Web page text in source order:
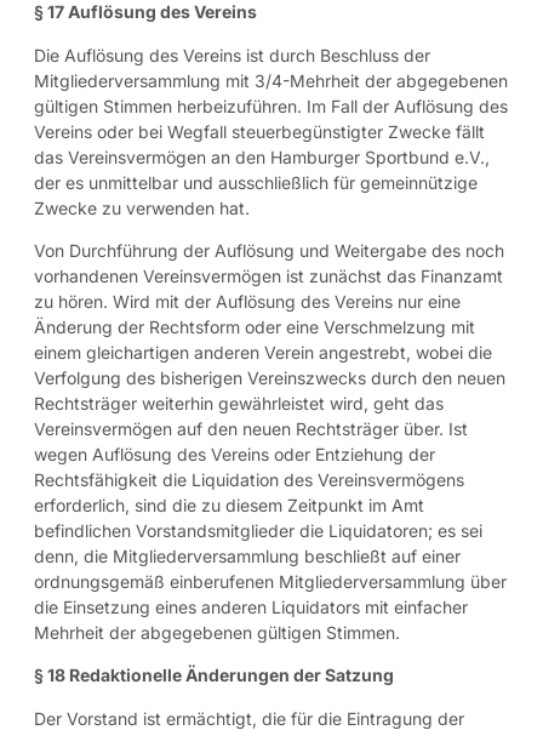
§ 17 Auflösung des Vereins
Die Auflösung des Vereins ist durch Beschluss der
Mitgliederversammlung mit 3/4-Mehrheit der abgegebenen
gültigen Stimmen herbeizuführen. Im Fall der Auflösung des
Vereins oder bei Wegfall steuerbegünstigter Zwecke fällt
das Vereinsvermögen an den Hamburger Sportbund e.V.,
der es unmittelbar und ausschließlich für gemeinnützige
Zwecke zu verwenden hat.
Von Durchführung der Auflösung und Weitergabe des noch
vorhandenen Vereinsvermögen ist zunächst das Finanzamt
zu hören. Wird mit der Auflösung des Vereins nur eine
Änderung der Rechtsform oder eine Verschmelzung mit
einem gleichartigen anderen Verein angestrebt, wobei die
Verfolgung des bisherigen Vereinszwecks durch den neuen
Rechtsträger weiterhin gewährleistet wird, geht das
Vereinsvermögen auf den neuen Rechtsträger über. Ist
wegen Auflösung des Vereins oder Entziehung der
Rechtsfähigkeit die Liquidation des Vereinsvermögens
erforderlich, sind die zu diesem Zeitpunkt im Amt
befindlichen Vorstandsmitglieder die Liquidatoren; es sei
denn, die Mitgliederversammlung beschließt auf einer
ordnungsgemäß einberufenen Mitgliederversammlung über
die Einsetzung eines anderen Liquidators mit einfacher
Mehrheit der abgegebenen gültigen Stimmen.
§ 18 Redaktionelle Änderungen der Satzung
Der Vorstand ist ermächtigt, die für die Eintragung der